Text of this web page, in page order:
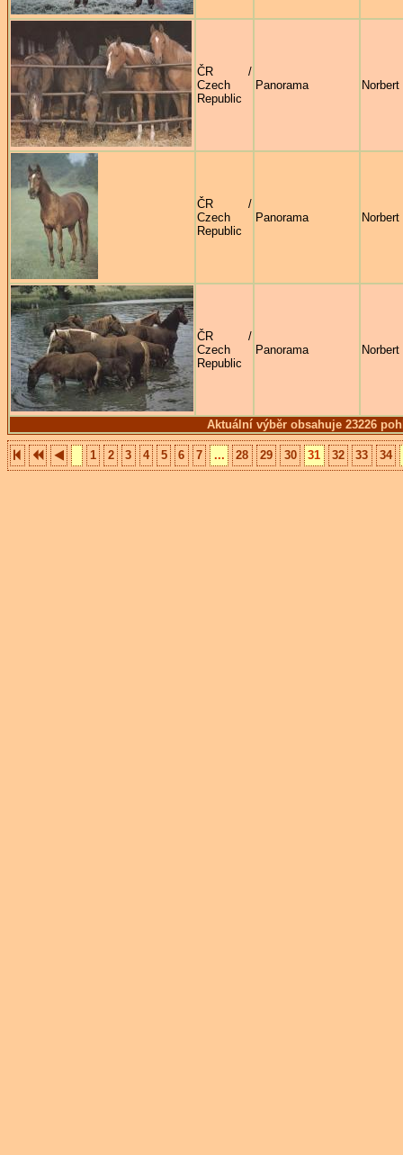
Aktuální výběr obsahuje 23226
ČR /
Czech
Republic
Panorama
ČR /
Czech
Republic
Panorama
ČR /
Czech
Republic
Panorama
1 2 3 4 5 6 7 ... 28 29 30 31 32 33 34